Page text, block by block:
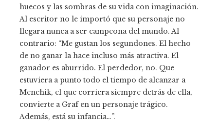
huecos y las sombras de su vida con imaginación.
Al escritor no le importó que su personaje no
llegara nunca a ser campeona del mundo. Al
contrario: “Me gustan los segundones. El hecho
de no ganar la hace incluso más atractiva. El
ganador es aburrido. El perdedor, no. Que
estuviera a punto todo el tiempo de alcanzar a
Menchik, el que corriera siempre detrás de ella,
convierte a Graf en un personaje trágico.
Además, está su infancia…”.